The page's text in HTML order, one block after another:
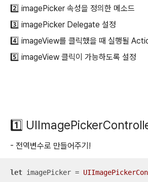
2️⃣ imagePicker 속성을 정의한 메소드
3️⃣ imagePicker Delegate 설정
4️⃣ imageView를 클릭했을 때 실행될
5️⃣ imageView 클릭이 가능하도록 설정
1️⃣
- 전역변수로 만들어주기!
let imagePicker =